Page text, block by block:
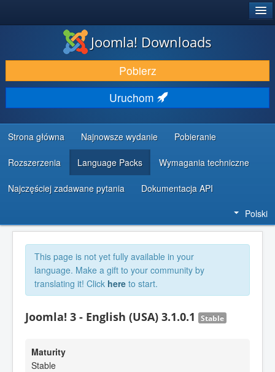
DODATKI I ROZSZERZENIA
ODKRYJ & POZNAJ
SPOŁECZNOŚĆ & WSPARCIE
ZASOBY DLA PROGRAMISTÓW
Joomla! Downloads
Pobierz
Uruchom
Strona główna Najnowsze wydanie Pobieranie
Rozszerzenia Language Packs Wymagania techniczne
Najczęściej zadawane pytania Dokumentacja API
Polski
This page is not yet fully available in your
language. Make a gift to your community by
translating it! Click here to start.
Joomla! 3 - English (USA) 3.1.0.1 Stable
Maturity
Stable